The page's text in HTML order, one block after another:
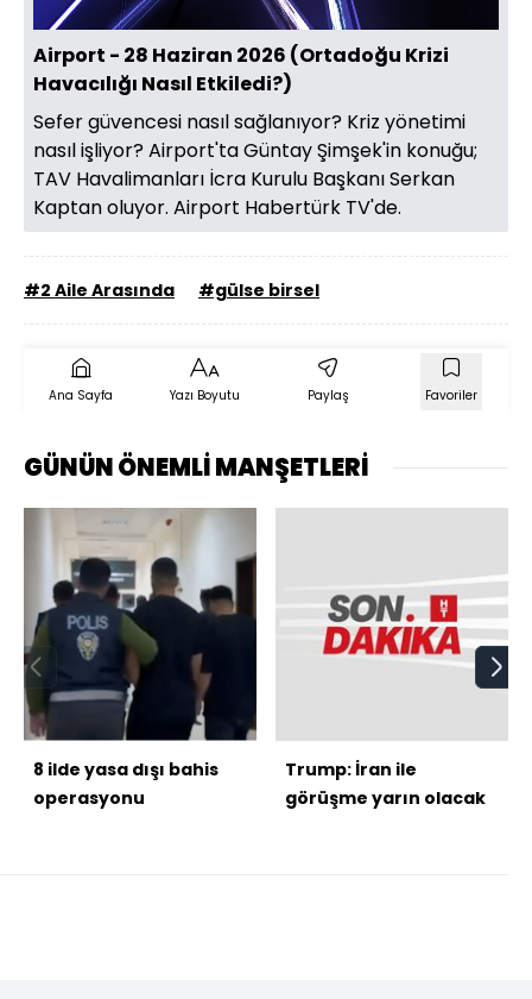
Sesi
Aç
Hızı
Airport - 28 Haziran 2026 (Ortadoğu Krizi
Havacılığı Nasıl Etkiledi?)
Sefer güvencesi nasıl sağlanıyor? Kriz yönetimi
nasıl işliyor? Airport'ta Güntay Şimşek'in konuğu;
TAV Havalimanları İcra Kurulu Başkanı Serkan
Kaptan oluyor. Airport Habertürk TV'de.
#2 Aile Arasında #gülse birsel
Ana Sayfa Yazı Boyutu Paylaş Favoriler
GÜNÜN ÖNEMLİ MANŞETLERİ
8 ilde yasa dışı bahis
operasyonu
Trump: İran ile
görüşme yarın olacak